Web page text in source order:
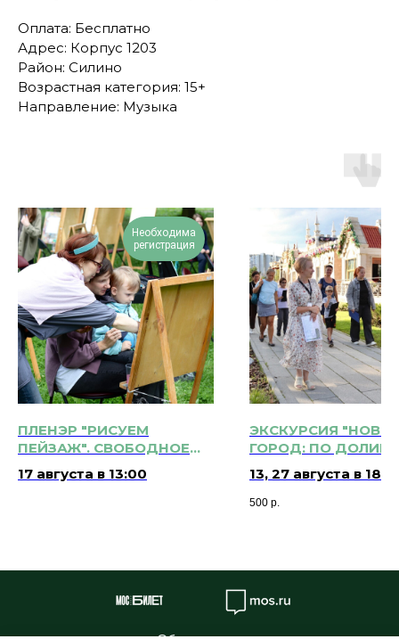
Оплата: Бесплатно
Адрес: Корпус 1203
Район: Силино
Возрастная категория: 15+
Направление: Музыка
Необходима
регистрация
ПЛЕНЭР "РИСУЕМ
ПЕЙЗАЖ". СВОБОДНОЕ
РИСОВАНИЕ НА
МОЛЬБЕРТАХ 6+
17 августа в 13:00
ЭКСКУРСИЯ
ГОРОД: ПО
КАМЕНКИ" 12+
13, 27 августа в
500 р.